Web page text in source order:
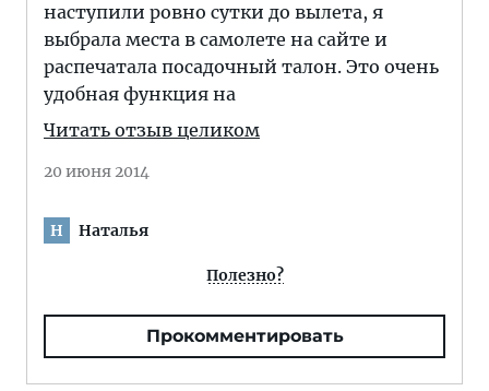
наступили ровно сутки до вылета, я
выбрала места в самолете на сайте и
распечатала посадочный талон. Это очень
удобная функция на
Читать отзыв целиком
20 июня 2014
Н Наталья
Полезно?
Прокомментировать